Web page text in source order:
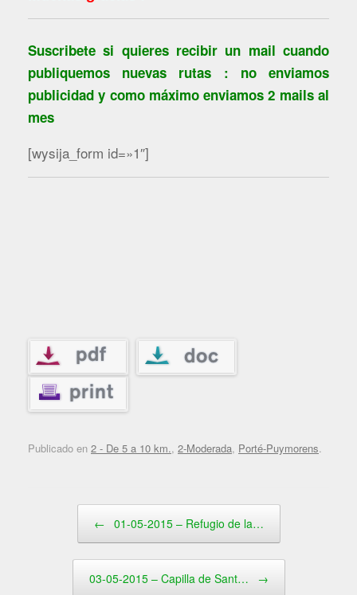
Suscribete si quieres recibir un mail cuando
publiquemos nuevas rutas : no enviamos
publicidad y como máximo enviamos 2 mails al
mes
[wysija_form id=»1″]
Publicado en 2 - De 5 a 10 km., 2-Moderada, Porté-Puymorens.
← 01-05-2015 – Refugio de la…
03-05-2015 – Capilla de Sant… →